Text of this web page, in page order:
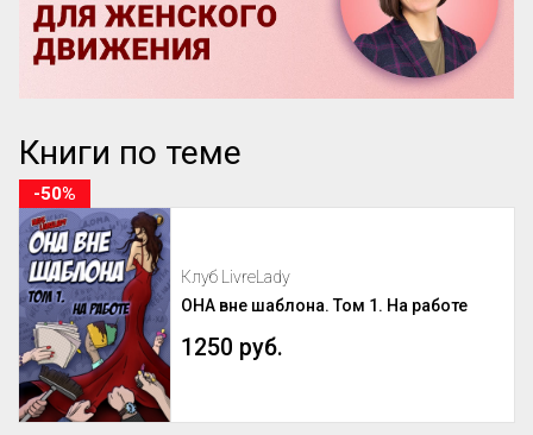
Книги по теме
Клуб LivreLady
ОНА вне шаблона. Том 1. На работе
1250 руб.
-50%